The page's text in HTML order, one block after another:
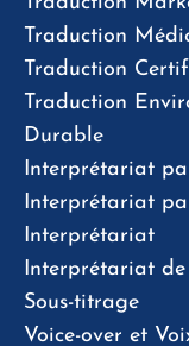
Traduction
Traduction
Traduction
Durable
Interprétariat
Interprétariat
Interprétariat
Interprétariat
Sous-titrage
Voice-over et